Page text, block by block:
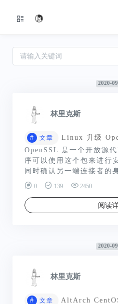
2020-
林里克斯
# 文章
Linux 升级
OpenSSL 是一个开放源
序可以使用这个包来进行
同时确认另一端连接者的
0 139 2450
阅读
2020-
林里克斯
# 文章
AltArch